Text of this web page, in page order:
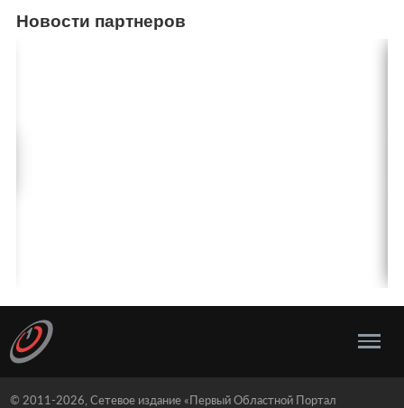
Новости партнеров
© 2011-2026, Сетевое издание «Первый Областной Портал